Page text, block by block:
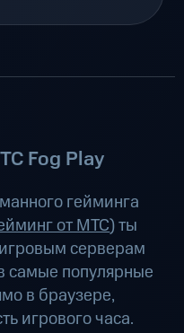
Fog Play
гейминга
от МТС) ты
серверам
самые популярные
в браузере,
игрового часа.